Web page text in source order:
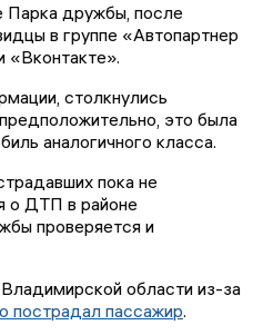
Парка дружбы, после
в группе «Автопартнер
столкнулись
это была
аналогичного класса.
пока не
о ДТП в районе
проверяется и
области из-за
пострадал пассажир.